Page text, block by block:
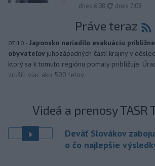
dnes 6:08, aktualizované
dnes 7:08
Práve teraz
07:10 - Japonsko nariadilo evakuáciu
obyvateľov juhozápadných častí krajiny v
ktorý sa k tomuto regiónu pomaly približuje.
zrušili viac ako 500 letov.
Videá a prenosy TASR
Deväť Slovákov
o čo najlepšie